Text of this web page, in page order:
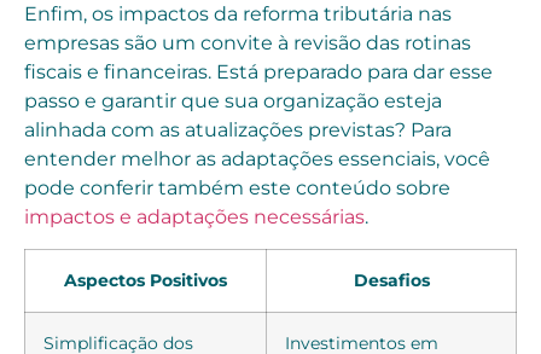
Enfim, os impactos da reforma tributária nas
empresas são um convite à revisão das rotinas
fiscais e financeiras. Está preparado para dar esse
passo e garantir que sua organização esteja
alinhada com as atualizações previstas? Para
entender melhor as adaptações essenciais, você
pode conferir também este conteúdo sobre
impactos e adaptações necessárias.
Aspectos Positivos Desafios
Simplificação dos
Investimentos em